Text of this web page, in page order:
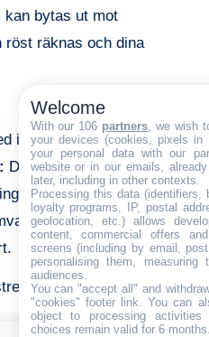
kan bytas ut mot
röst räknas och dina
i GFK-gemenskapen.
Dela med dig av dina
dina poäng till
dig nu och börja tjäna.
Welcome
With our 106 partners , we wish
your devices (cookies, pixels
your personal data with our
website or in our emails,
later, including in other contexts.
Processing this data (identifiers,
loyalty programs, IP, postal
geolocation, etc.) allows
content, commercial offers
screens (including by email,
personalising them, measuring
audiences.
You can "accept all" and
"cookies" footer link . You can
object to processing
choices remain valid for 6